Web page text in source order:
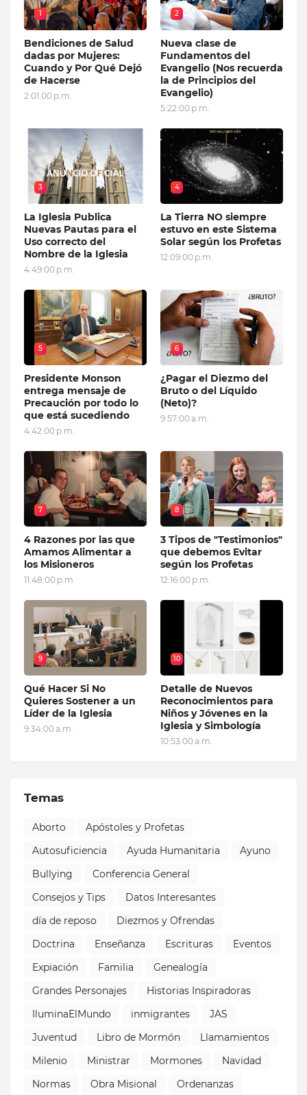
1
Bendiciones de Salud
dadas por Mujeres:
Cuando y Por Qué Dejó
de Hacerse
2:01:00 p.m.
2
Nueva clase de
Fundamentos del
Evangelio (Nos recuerda
la de Principios del
Evangelio)
5:22:00 p.m.
3
La Iglesia Publica
Nuevas Pautas para el
Uso correcto del
Nombre de la Iglesia
4:49:00 p.m.
4
La Tierra NO siempre
estuvo en este Sistema
Solar según los Profetas
12:09:00 p.m.
5
Presidente Monson
entrega mensaje de
Precaución por todo lo
que está sucediendo
4:42:00 p.m.
6
¿Pagar el Diezmo del
Bruto o del Líquido
(Neto)?
9:57:00 a.m.
7
4 Razones por las que
Amamos Alimentar a
los Misioneros
11:48:00 p.m.
8
3 Tipos de "Testimonios"
que debemos Evitar
según los Profetas
12:16:00 p.m.
9
Qué Hacer Si No
Quieres Sostener a un
Líder de la Iglesia
9:34:00 a.m.
10
Detalle de Nuevos
Reconocimientos para
Niños y Jóvenes en la
Iglesia y Simbología
10:53:00 a.m.
Temas
Aborto
Apóstoles y Profetas
Autosuficiencia
Ayuda Humanitaria
Ayuno
Bullying
Conferencia General
Consejos y Tips
Datos Interesantes
día de reposo
Diezmos y Ofrendas
Doctrina
Enseñanza Escrituras
Eventos
Expiación
Familia
Genealogía
Grandes Personajes
Historias Inspiradoras
IluminaElMundo
inmigrantes
JAS
Juventud
Libro de Mormón
Llamamientos
Milenio
Ministrar Mormones
Navidad
Normas
Obra Misional
Ordenanzas